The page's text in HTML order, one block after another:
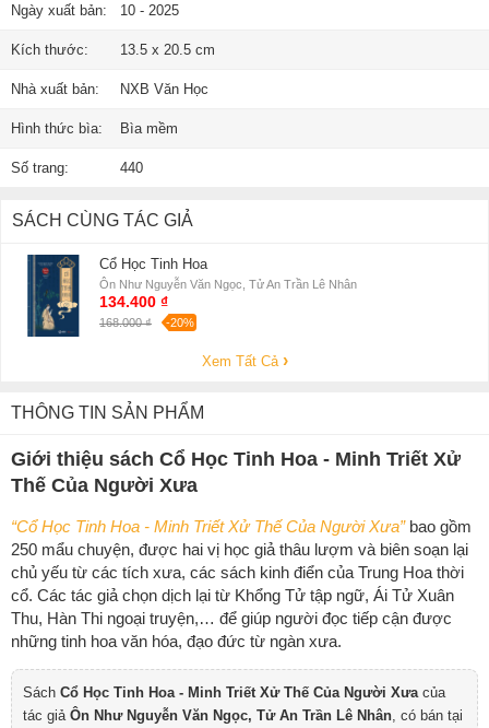
Ngày xuất bản: 10 - 2025
Kích thước: 13.5 x 20.5 cm
Nhà xuất bản: NXB Văn Học
Hình thức bìa: Bìa mềm
Số trang: 440
SÁCH CÙNG TÁC GIẢ
Cổ Học Tinh Hoa
Ôn Như Nguyễn Văn Ngọc, Tử An Trần Lê Nhân
134.400 ₫
168.000 ₫ -20%
Xem Tất Cả
THÔNG TIN SẢN PHẨM
Giới thiệu sách Cổ Học Tinh Hoa - Minh Triết Xử
Thế Của Người Xưa
“Cổ Học Tinh Hoa - Minh Triết Xử Thế Của Người Xưa”bao gồm
250 mẩu chuyện, được hai vị học giả thâu lượm và biên soạn lại
chủ yếu từ các tích xưa, các sách kinh điển của Trung Hoa thời
cổ. Các tác giả chọn dịch lại từ Khổng Tử tập ngữ, Ái Tử Xuân
Thu, Hàn Thi ngoại truyện,… để giúp người đọc tiếp cận được
những tinh hoa văn hóa, đạo đức từ ngàn xưa.
Sách Cổ Học Tinh Hoa - Minh Triết Xử Thế Của Người Xưa của
tác giả Ôn Như Nguyễn Văn Ngọc, Tử An Trần Lê Nhân , có bán tại